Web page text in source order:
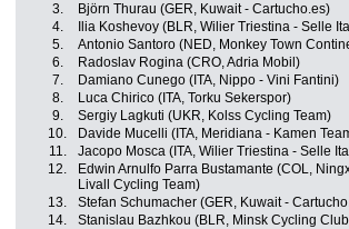
3.
Björn Thurau (GER, Kuwait - Cartucho.es)
4.
Ilia Koshevoy (BLR, Wilier Triestina - Selle
5.
Antonio Santoro (NED, Monkey Town
6.
Radoslav Rogina (CRO, Adria Mobil)
7.
Damiano Cunego (ITA, Nippo - Vini Fantini)
8.
Luca Chirico (ITA, Torku Sekerspor)
9.
Sergiy Lagkuti (UKR, Kolss Cycling Team)
10.
Davide Mucelli (ITA, Meridiana - Kamen
11.
Jacopo Mosca (ITA, Wilier Triestina - Selle
12.
Edwin Arnulfo Parra Bustamante (COL,
Livall Cycling Team)
13. Stefan Schumacher (GER, Kuwait -
14.
Stanislau Bazhkou (BLR, Minsk Cycling